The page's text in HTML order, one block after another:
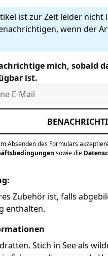
ist zur Zeit leider nicht
wenn der
mich, sobald
ist.
E-Mail
Absenden des Formulars
sowie die
Zubehör ist, falls
enthalten.
Stich in See als